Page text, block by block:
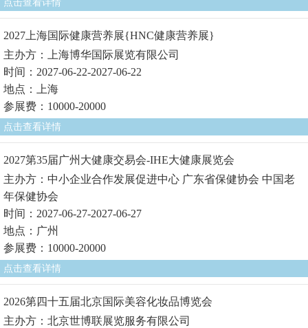
点击查看详情
2027上海国际健康营养展{HNC健康营养展}
主办方：上海博华国际展览有限公司
时间：2027-06-22-2027-06-22
地点：上海
参展费：10000-20000
点击查看详情
2027第35届广州大健康交易会-IHE大健康展览会
主办方：中小企业合作发展促进中心 广东省保健协会 中国老
年保健协会
时间：2027-06-27-2027-06-27
地点：广州
参展费：10000-20000
点击查看详情
2026第四十五届北京国际美容化妆品博览会
主办方：北京世博联展览服务有限公司